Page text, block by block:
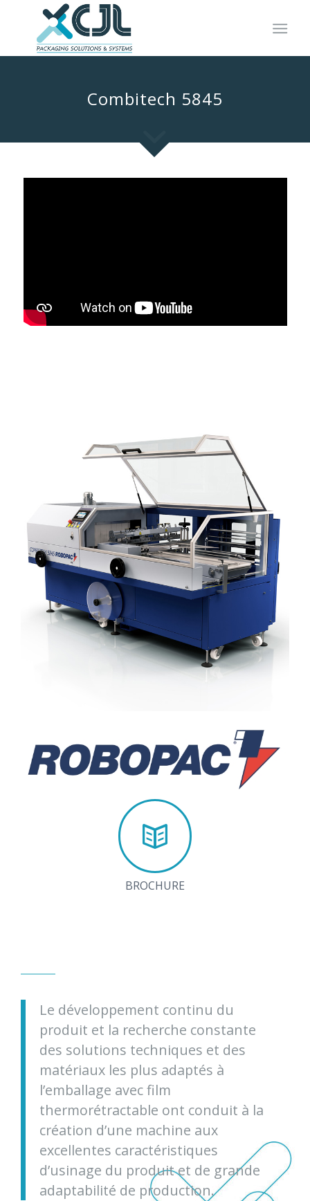
Combitech 5845
BROCHURE
Le développement continu du
produit et la recherche constante
des solutions techniques et des
matériaux les plus adaptés à
l’emballage avec film
thermorétractable ont conduit à la
création d’une machine aux
excellentes caractéristiques
d’usinage du produit et de grande
adaptabilité de production.